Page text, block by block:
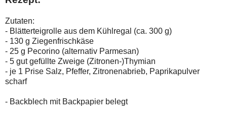
Zutaten:
- Blätterteigrolle aus dem Kühlregal (ca. 300 g)
- 130 g Ziegenfrischkäse
- 25 g Pecorino (alternativ Parmesan)
- 5 gut gefüllte Zweige (Zitronen-)Thymian
- je 1 Prise Salz, Pfeffer, Zitronenabrieb, Paprikapulver
scharf
- Backblech mit Backpapier belegt